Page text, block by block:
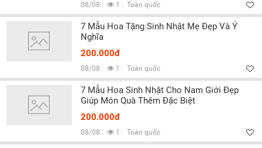
08/08 1 Toàn quốc
7 Mẫu Hoa Tặng Sinh Nhật Mẹ Đẹp Và Ý
Nghĩa
200.000đ
08/08 1 Toàn quốc
7 Mẫu Hoa Sinh Nhật Cho Nam Giới Đẹp
Giúp Món Quà Thêm Đặc Biệt
200.000đ
08/08 1 Toàn quốc